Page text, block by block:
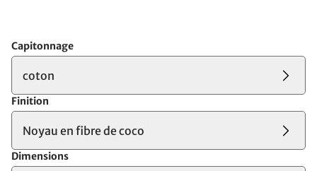
Capitonnage
coton
Finition
Noyau en fibre de coco
Dimensions